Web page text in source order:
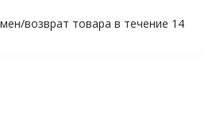
возврат товара в течение 14